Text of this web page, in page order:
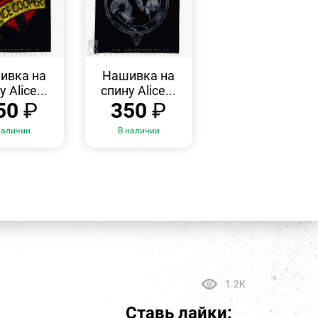
на
Alice...
₽
Нашивка на
спину Alice...
350₽
В наличии
1.2K
Ставь лайки: